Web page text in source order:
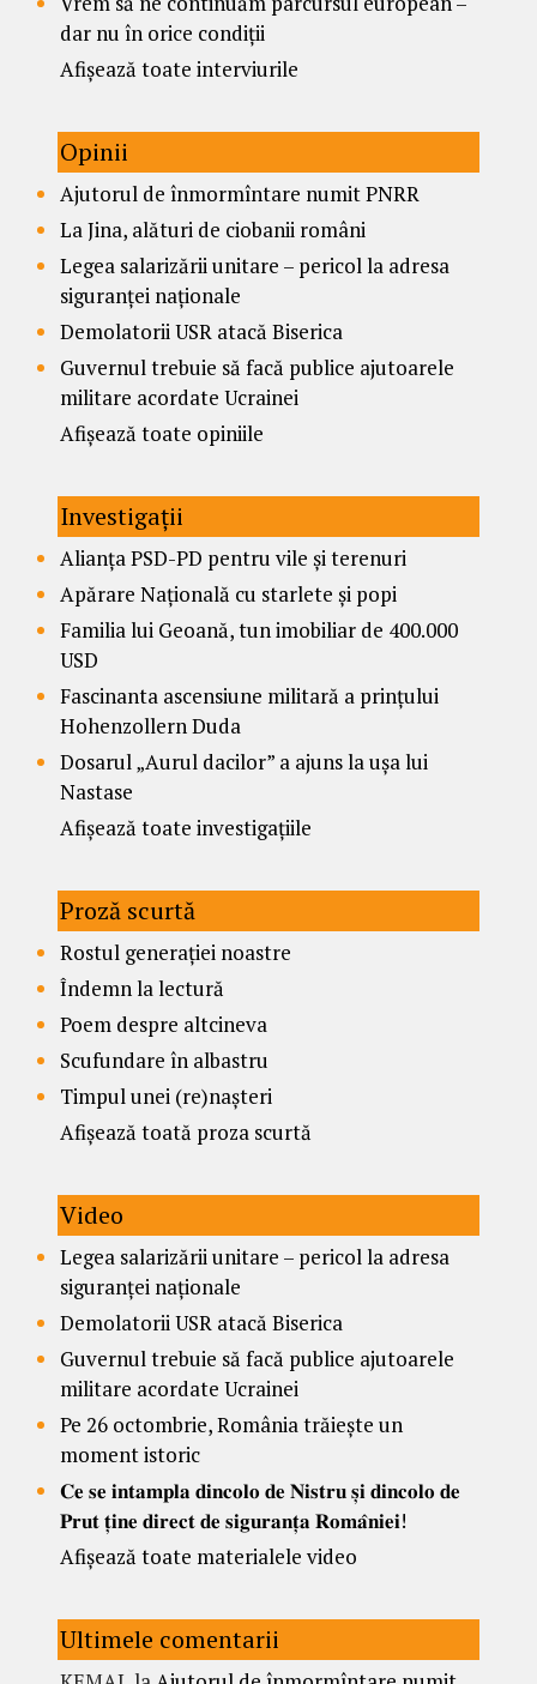
dar nu în orice condiții
Afișează toate interviurile
Opinii
Ajutorul de înmormîntare numit PNRR
La Jina, alături de ciobanii români
Legea salarizării unitare – pericol la adresa
siguranței naționale
Demolatorii USR atacă Biserica
Guvernul trebuie să facă publice ajutoarele
militare acordate Ucrainei
Afișează toate opiniile
Investigații
Alianța PSD-PD pentru vile și terenuri
Apărare Națională cu starlete și popi
Familia lui Geoană, tun imobiliar de 400.000
USD
Fascinanta ascensiune militară a prințului
Hohenzollern Duda
Dosarul „Aurul dacilor” a ajuns la ușa lui
Nastase
Afișează toate investigațiile
Proză scurtă
Rostul generației noastre
Îndemn la lectură
Poem despre altcineva
Scufundare în albastru
Timpul unei (re)nașteri
Afișează toată proza scurtă
Video
Legea salarizării unitare – pericol la adresa
siguranței naționale
Demolatorii USR atacă Biserica
Guvernul trebuie să facă publice ajutoarele
militare acordate Ucrainei
Pe 26 octombrie, România trăiește un
moment istoric
𝐂𝐞 𝐬𝐞 𝐢𝐧𝐭𝐚𝐦𝐩𝐥𝐚 𝐝𝐢𝐧𝐜𝐨𝐥𝐨 𝐝𝐞 𝐍𝐢𝐬𝐭𝐫𝐮 𝐬̦𝐢 𝐝𝐢𝐧𝐜𝐨𝐥𝐨 𝐝𝐞
𝐏𝐫𝐮𝐭 𝐭̦𝐢𝐧𝐞 𝐝𝐢𝐫𝐞𝐜𝐭 𝐝𝐞 𝐬𝐢𝐠𝐮𝐫𝐚𝐧𝐭̦𝐚 𝐑𝐨𝐦𝐚̂𝐧𝐢𝐞𝐢!
Afișează toate materialele video
Ultimele comentarii